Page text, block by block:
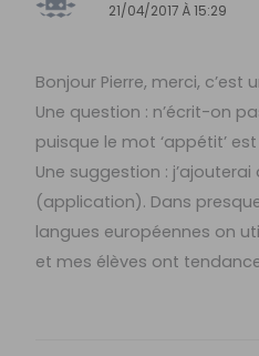
21/04/2017 À 15:29
Bonjour Pierre, merci, c’est
Une question : n’écrit-on
puisque le mot ‘appétit’
Une suggestion :
(application). Dans
langues européennes on
et mes élèves ont